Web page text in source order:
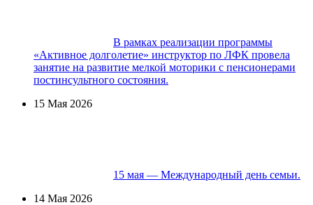
В рамках реализации программы
«Активное долголетие» инструктор по ЛФК провела
занятие на развитие мелкой моторики с пенсионерами
постинсультного состояния.
15 Мая 2026
15 мая — Международный день семьи.
14 Мая 2026